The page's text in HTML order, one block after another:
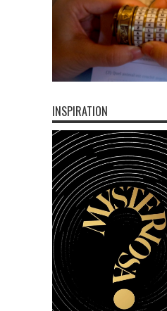
INSPIRATION